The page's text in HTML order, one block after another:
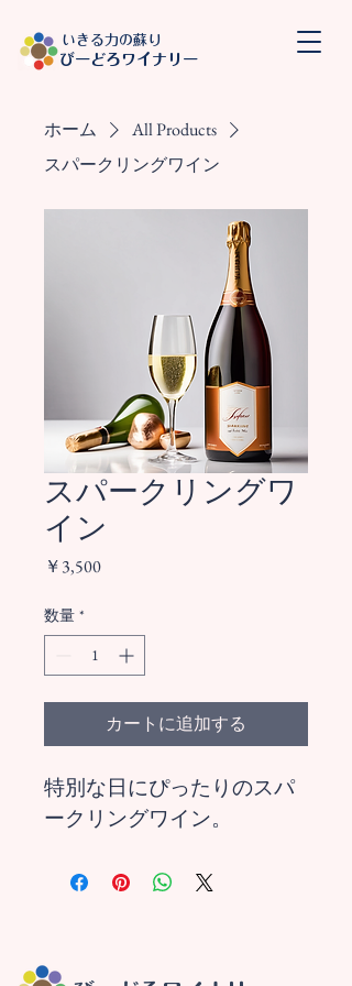
​いきる力の蘇り
​びーどろワイナリー
ホーム
All Products
スパークリングワイン
スパークリングワ
イン
￥3,500価
数量 *
カートに追加する
特別な日にぴったりのスパ
ークリングワイン。